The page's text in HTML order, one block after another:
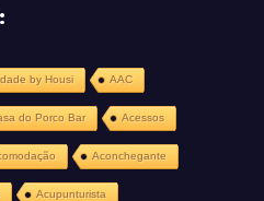
by Housi AAC
do Porco Bar Acessos
Aconchegante
Acupunturista